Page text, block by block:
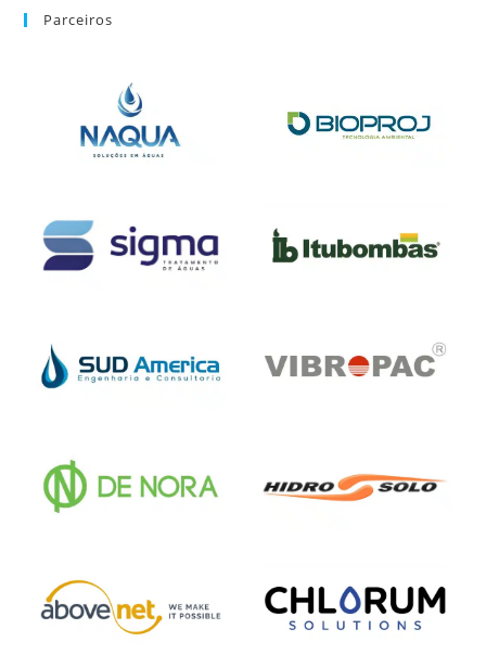
Parceiros